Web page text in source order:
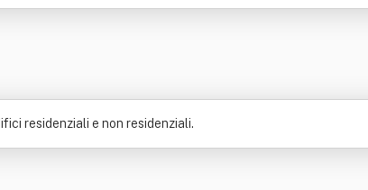
residenziali e non residenziali.